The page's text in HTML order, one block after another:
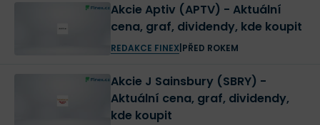
Akcie Aptiv (APTV) - Aktuální
cena, graf, dividendy, kde koupit
REDAKCE FINEX| PŘED ROKEM
Akcie J Sainsbury (SBRY) -
Aktuální cena, graf, dividendy,
kde koupit